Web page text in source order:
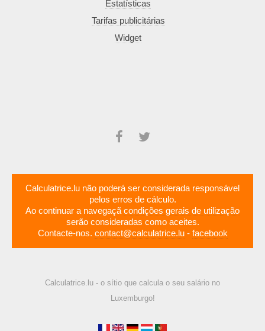
Estatísticas
Tarifas publicitárias
Widget
Calculatrice.lu não poderá ser considerada responsável
pelos erros de cálculo.
Ao continuar a navegaçã condições gerais de utilização
serão consideradas como aceites.
Contacte-nos. contact@calculatrice.lu- facebook
Calculatrice.lu - o sítio que calcula o seu salário no
Luxemburgo!